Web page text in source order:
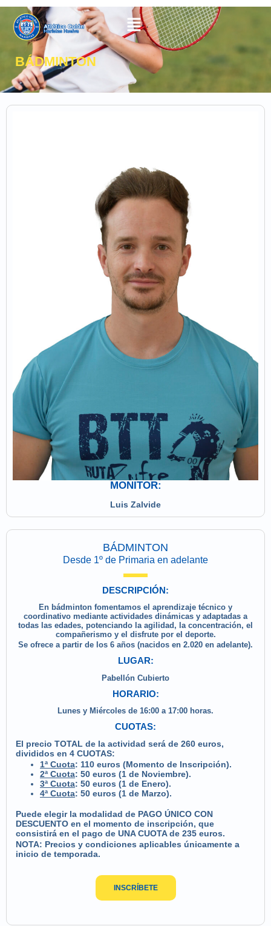
BÁDMINTON
MONITOR:
Luis Zalvide
BÁDMINTON
Desde 1º de Primaria en adelante
DESCRIPCIÓN:
En bádminton fomentamos el aprendizaje técnico y
coordinativo mediante actividades dinámicas y adaptadas a
todas las edades, potenciando la agilidad, la concentración, el
compañerismo y el disfrute por el deporte.
Se ofrece a partir de los 6 años (nacidos en 2.020 en adelante).
LUGAR:
Pabellón Cubierto
HORARIO:
Lunes y Miércoles de 16:00 a 17:00 horas.
CUOTAS:
El precio TOTAL de la actividad será de 260 euros,
divididos en 4 CUOTAS:
1ª Cuota: 110 euros (Momento de Inscripción).
2ª Cuota: 50 euros (1 de Noviembre).
3ª Cuota: 50 euros (1 de Enero).
4ª Cuota: 50 euros (1 de Marzo).
Puede elegir la modalidad de PAGO ÚNICO CON
DESCUENTO en el momento de inscripción, que
consistirá en el pago de UNA CUOTA de 235 euros.
NOTA: Precios y condiciones aplicables únicamente a
inicio de temporada.
INSCRÍBETE